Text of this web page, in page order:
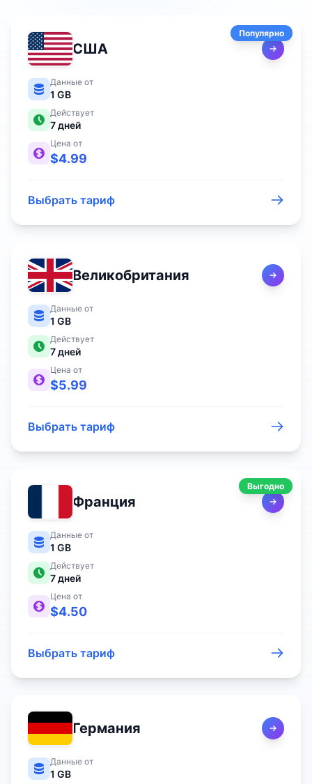
Популярно
США
Данные от
1 GB
Действует
7дней
Цена от
$4.99
Выбрать тариф
Великобритания
Данные от
1 GB
Действует
7дней
Цена от
$5.99
Выбрать тариф
Выгодно
Франция
Данные от
1 GB
Действует
7дней
Цена от
$4.50
Выбрать тариф
Германия
Данные от
1 GB